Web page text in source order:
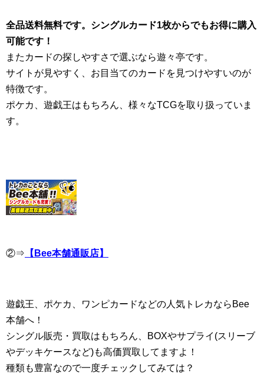
全品送料無料です。シングルカード1枚からでもお得に購入
可能です！
またカードの探しやすさで選ぶなら遊々亭です。
サイトが見やすく、お目当てのカードを見つけやすいのが
特徴です。
ポケカ、遊戯王はもちろん、様々なTCGを取り扱っていま
す。
②⇒ 【Bee本舗通販店】
遊戯王、ポケカ、ワンピカードなどの人気トレカならBee
本舗へ！
シングル販売・買取はもちろん、BOXやサプライ(スリーブ
やデッキケースなど)も高価買取してますよ！
種類も豊富なので一度チェックしてみては？